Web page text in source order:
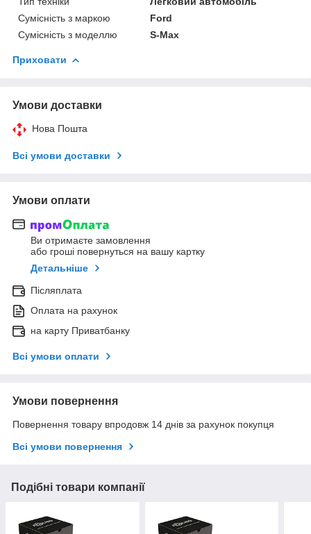
Сумісність з маркою
Ford
Сумісність з моделлю
S-Max
Приховати
Умови доставки
Нова Пошта
Всі умови доставки
Умови оплати
Ви отримаєте замовлення
або гроші повернуться на вашу картку
Детальніше
Післяплата
Оплата на рахунок
на карту Приватбанку
Всі умови оплати
Умови повернення
Повернення товару впродовж 14 днів за рахунок покупця
Всі умови повернення
Подібні товари компанії